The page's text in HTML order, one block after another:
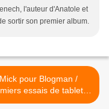
l'auteur d'Anatole et
sortir son premier album.
Mick pour Blogman /
essais de tablette
graphique >